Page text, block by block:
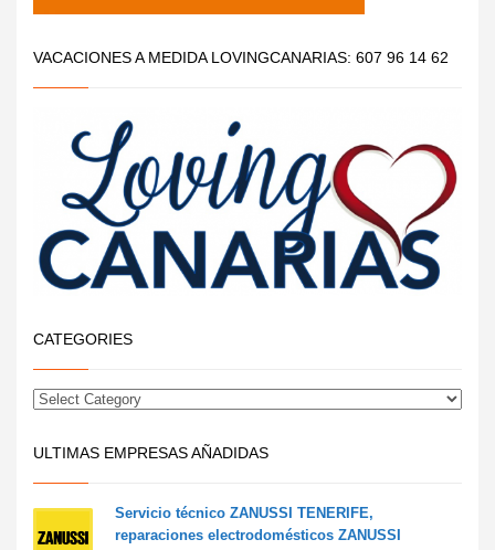
VACACIONES A MEDIDA LOVINGCANARIAS: 607 96 14 62
CATEGORIES
ULTIMAS EMPRESAS AÑADIDAS
Servicio técnico ZANUSSI TENERIFE,
reparaciones electrodomésticos ZANUSSI